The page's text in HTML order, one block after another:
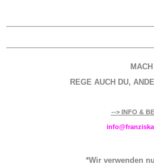
REGE AUCH DU,
--> INFO &
info@fran
*Wir verwenden